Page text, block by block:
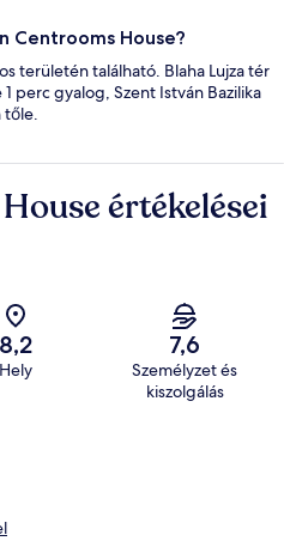
Centrooms House?
területén található. Blaha Lujza tér
perc gyalog, Szent István Bazilika
tőle.
értékelései
8,2
Hely
7,6
Személyzet és
kiszolgálás